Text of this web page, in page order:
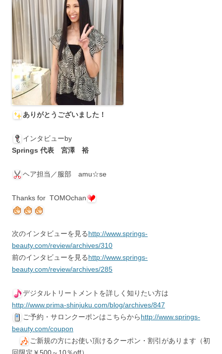
ありがとうございました！
インタビューby
Springs 代表 宮澤 裕
ヘア担当／服部 amu☆se
Thanks for TOMOchan
次のインタビューを見るhttp://www.springs-
beauty.com/review/archives/310
前のインタビューを見るhttp://www.springs-
beauty.com/review/archives/285
デジタルトリートメントを詳しく知りたい方は
http://www.prima-shinjuku.com/blog/archives/847
ご予約・サロンクーポンはこちらからhttp://www.springs-
beauty.com/coupon
ご新規の方にお使い頂けるクーポン・割引があります（初